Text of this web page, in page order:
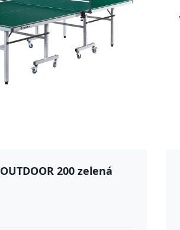
200 zelená